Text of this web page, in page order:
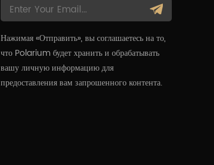
Нажимая «Отправить», вы соглашаетесь на то,
что Polarium будет хранить и обрабатывать
вашу личную информацию для
предоставления вам запрошенного контента.